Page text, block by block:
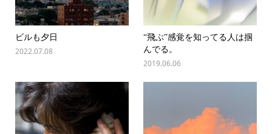
ビルも夕日
2022.07.08
“飛ぶ”感覚を知ってる人は掴
んでる。
2019.06.06